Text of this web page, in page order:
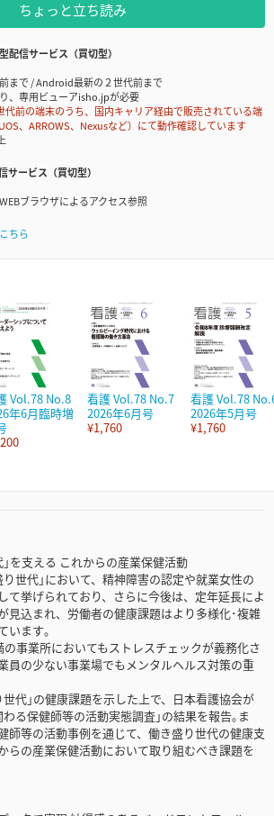
ちょっと立ち読み
配信サービス（買切型）
まで / Android最新の２世代前まで
、専用ビューアisho.jpが必要
前の端末のうち、国内キャリア経由で販売されている端
、ARROWS、Nexusなど）にて動作確認しています
サービス（買切型）
ブラウザによるアクセス参照
こちら
Vol.78 No.8
年6月臨時増
看護 Vol.78 No.7
2026年6月号
¥1,760
看護 Vol.78
2026年5月号
¥1,760
を支える これからの産業保健活動
世代｣において、精神障害の認定や就業女性の
て挙げられており、さらに今後は、定年延長によ
見込まれ、労働者の健康課題はより多様化･複雑
います｡
事業所においてもストレスチェックが義務化さ
員の少ない事業場でもメンタルヘルス対策の重
代｣の健康課題を示した上で、日本看護協会が
る保健師等の活動実態調査｣の結果を報告｡ま
師等の活動事例を通じて、働き盛り世代の健康支
らの産業保健活動において取り組むべき課題を